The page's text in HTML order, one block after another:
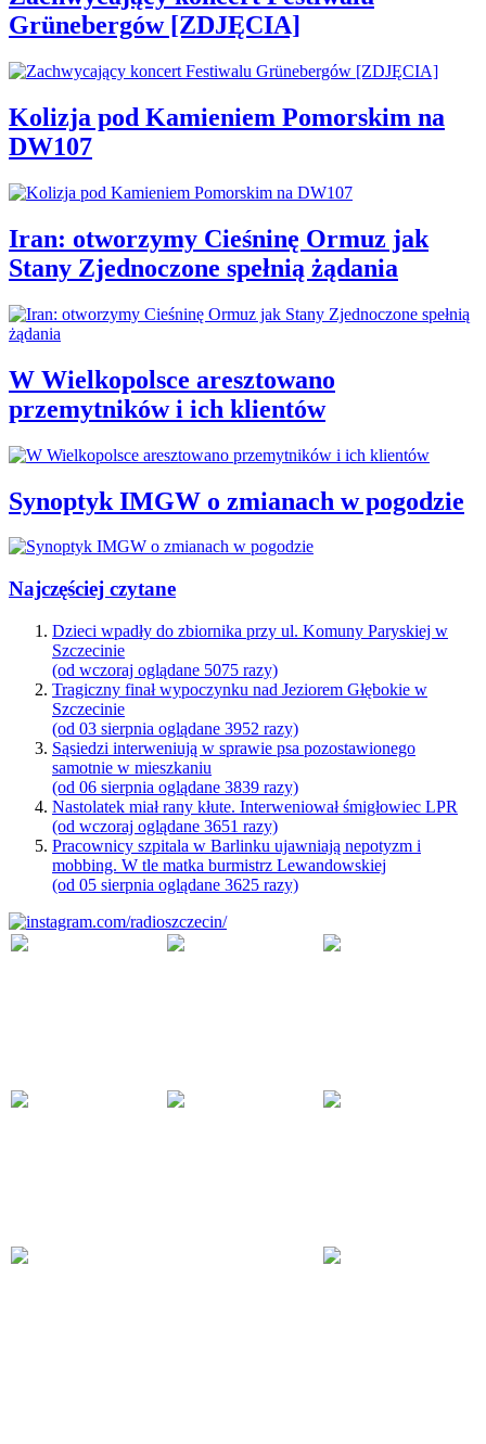
Grünebergów [ZDJĘCIA]
Kolizja pod Kamieniem Pomorskim na
DW107
Iran: otworzymy Cieśninę Ormuz jak
Stany Zjednoczone spełnią żądania
W Wielkopolsce aresztowano
przemytników i ich klientów
Synoptyk IMGW o zmianach w pogodzie
Najczęściej czytane
Dzieci wpadły do zbiornika przy ul. Komuny Paryskiej w
Szczecinie
(od wczoraj oglądane 5075 razy)
Tragiczny finał wypoczynku nad Jeziorem Głębokie w
Szczecinie
(od 03 sierpnia oglądane 3952 razy)
Sąsiedzi interweniują w sprawie psa pozostawionego
samotnie w mieszkaniu
(od 06 sierpnia oglądane 3839 razy)
Nastolatek miał rany kłute. Interweniował śmigłowiec LPR
(od wczoraj oglądane 3651 razy)
Pracownicy szpitala w Barlinku ujawniają nepotyzm i
mobbing. W tle matka burmistrz Lewandowskiej
(od 05 sierpnia oglądane 3625 razy)